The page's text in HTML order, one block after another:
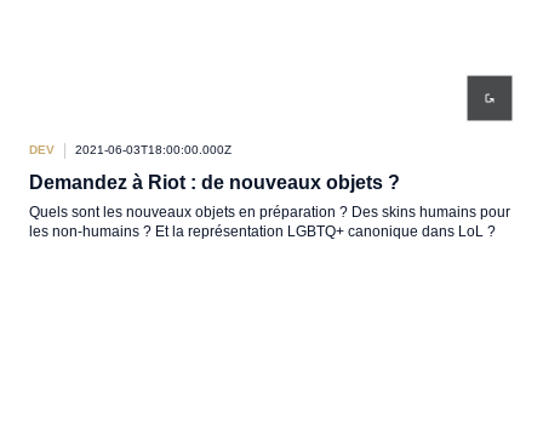
DEV 2021-06-03T18:00:00.000Z
Demandez à Riot : de nouveaux objets ?
Quels sont les nouveaux objets en préparation ? Des skins humains pour
les non-humains ? Et la représentation LGBTQ+ canonique dans LoL ?